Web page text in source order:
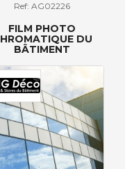
Ref: AG02226
FILM PHOTO
DU
BÂTIMENT